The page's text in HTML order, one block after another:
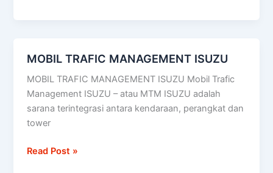
MOBIL TRAFIC MANAGEMENT ISUZU
MOBIL TRAFIC MANAGEMENT ISUZU Mobil Trafic
Management ISUZU – atau MTM ISUZU adalah
sarana terintegrasi antara kendaraan, perangkat dan
tower
MOBIL
ISUZU
Read Post »